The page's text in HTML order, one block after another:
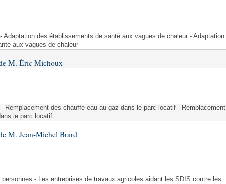
Adaptation des établissements de santé aux vagues de chaleur - Adaptation
aux vagues de chaleur
M. Éric Michoux
Remplacement des chauffe-eau au gaz dans le parc locatif - Remplacement
le parc locatif
M. Jean-Michel Brard
- Les entreprises de travaux agricoles aidant les SDIS contre les